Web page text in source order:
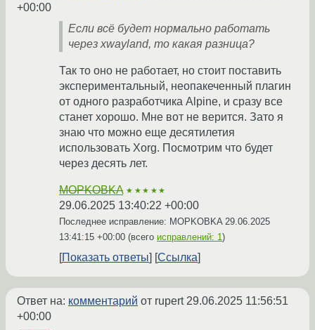
+00:00
Если всё будет нормально работать
через xwayland, то какая разница?
Так то оно не работает, но стоит поставить
экспериментальный, неопакеченный плагин
от одного разработчика Alpine, и сразу все
станет хорошо. Мне вот не верится. Зато я
знаю что можно еще десятилетия
использовать Xorg. Посмотрим что будет
через десять лет.
MOPKOBKA ★★★★★
29.06.2025 13:40:22 +00:00
Последнее исправление: MOPKOBKA 29.06.2025
13:41:15 +00:00 (всего исправлений: 1 )
Показать ответы Ссылка
Ответ на: комментарий от rupert 29.06.2025 11:56:51
+00:00